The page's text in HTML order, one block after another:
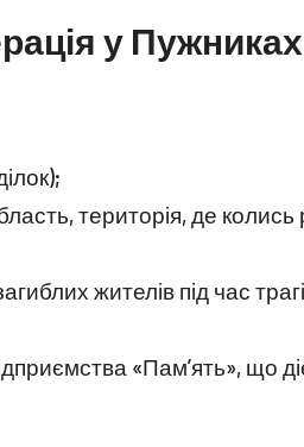
у Пужниках
територія, де
жителів під час
«Пам’ять», що